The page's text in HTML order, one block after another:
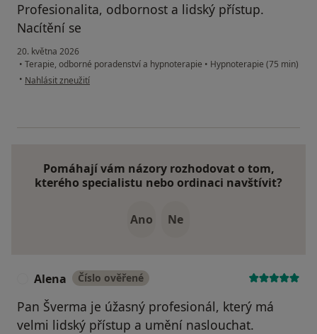
Profesionalita, odbornost a lidský přístup.
Nacítění se
20. května 2026
• Terapie, odborné poradenství a hypnoterapie • Hypnoterapie (75 min)
• podle názoru uživatele David
Nahlásit zneužití
Pomáhají vám názory rozhodovat o tom,
kterého specialistu nebo ordinaci navštívit?
Ano Ne
Alena Číslo ověřené
Pan Šverma je úžasný profesionál, který má
velmi lidský přístup a umění naslouchat.